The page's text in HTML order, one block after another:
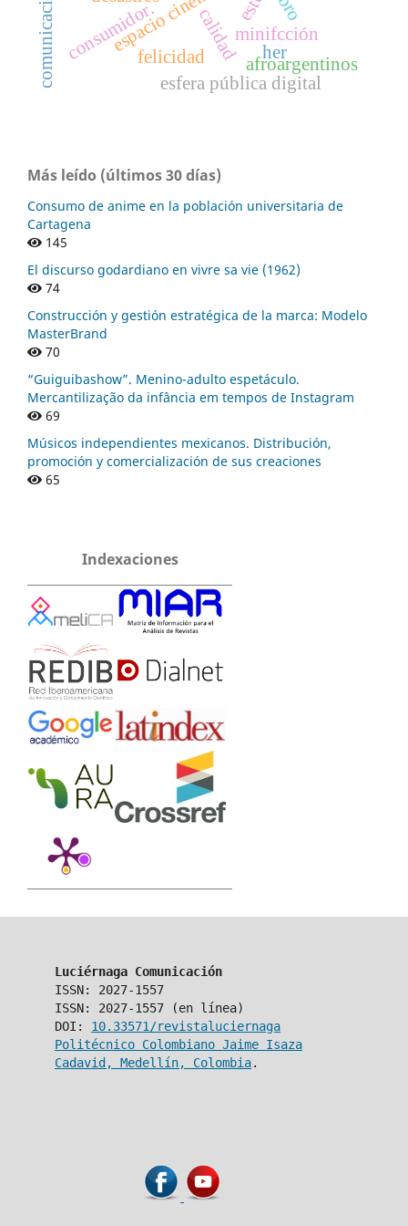
calidadminifcción
consumidor.felicidad afroargentinos
her
esfera pública digital
Más leído (últimos 30 días)
Consumo de anime en la población universitaria de
Cartagena
145
El discurso godardiano en vivre sa vie (1962)
74
Construcción y gestión estratégica de la marca: Modelo
MasterBrand
70
“Guiguibashow”. Menino-adulto espetáculo.
Mercantilização da infância em tempos de Instagram
69
Músicos independientes mexicanos. Distribución,
promoción y comercialización de sus creaciones
65
Indexaciones
Luciérnaga Comunicación
ISSN: 2027-1557
ISSN: 2027-1557 (en línea)
DOI: 10.33571/revistaluciernaga
Politécnico Colombiano Jaime Isaza
Cadavid, Medellín, Colombia.